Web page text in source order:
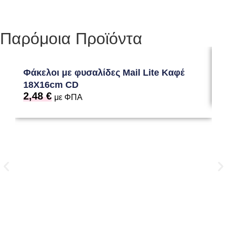
Παρόμοια Προϊόντα
Φάκελοι με φυσαλίδες Mail Lite Καφέ
18Χ16cm CD
2,48€ με ΦΠΑ